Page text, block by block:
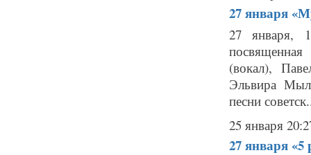
27 января
27 января,
(вокал),
Эльвира
песни
25 января
27 января«5